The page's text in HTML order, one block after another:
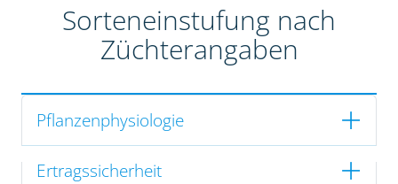
Sorteneinstufung nach
Züchterangaben
Pflanzenphysiologie
Ertragssicherheit